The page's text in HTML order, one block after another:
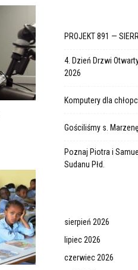
PROJEKT 891 —
4. Dzień Drzwi
2026
Komputery dla
Gościliśmy s.
Poznaj Piotra i
Sudanu Płd.
sierpień 2026
lipiec 2026
czerwiec 2026